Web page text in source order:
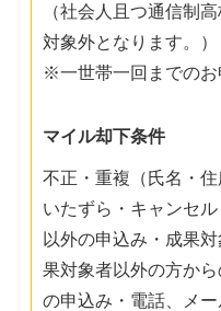
（社会人且つ通信制
対象外となります。）
※一世帯一回までのお
マイル却下条件
不正・重複（氏名・
いたずら・キャンセ
以外の申込み・成果
果対象者以外の方か
の申込み・電話、メ